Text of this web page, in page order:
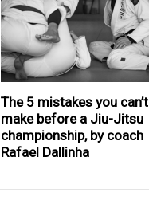
The 5 mistakes you can’t
make before a Jiu-Jitsu
championship, by coach
Rafael Dallinha